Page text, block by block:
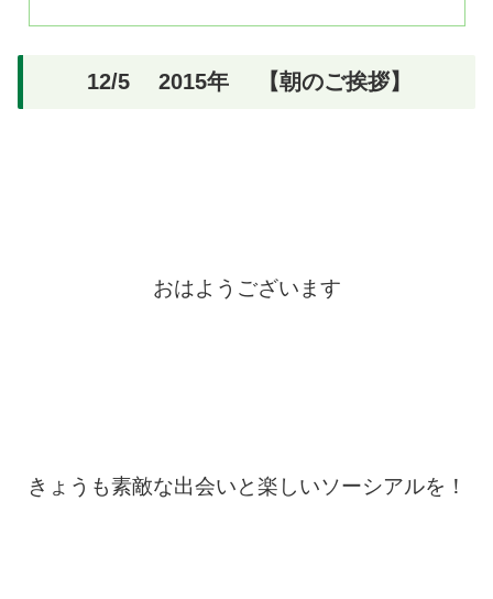
12/5 2015年 【朝のご挨拶】
おはようございます
きょうも素敵な出会いと楽しいソーシアルを！